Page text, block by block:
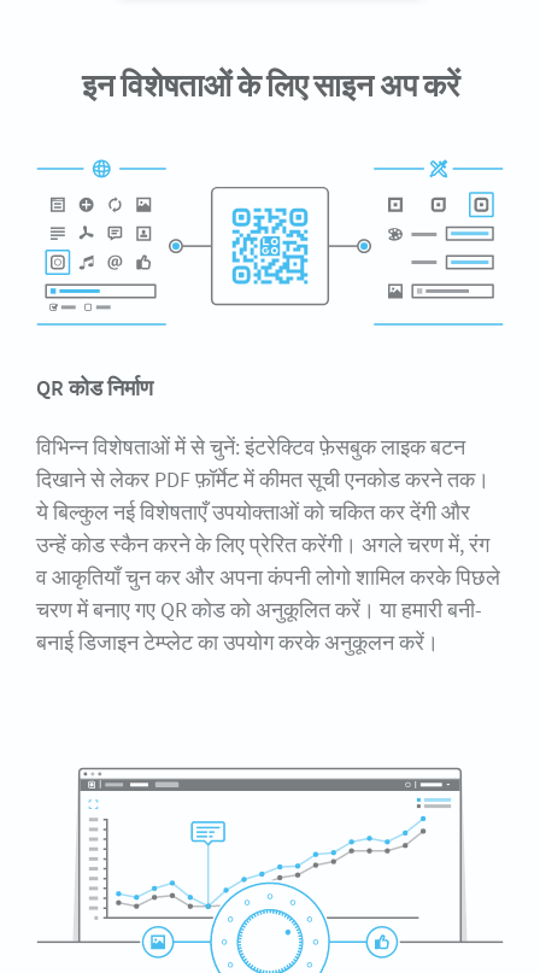
इन विशेषताओं के लिए साइन अप करें
QR कोड निर्माण
विभिन्न विशेषताओं में से चुनें: इंटरेक्टिव फ़ेसबुक लाइक बटन
दिखाने से लेकर PDF फ़ॉर्मेट में कीमत सूची एनकोड करने तक।
ये बिल्कुल नई विशेषताएँ उपयोक्ताओं को चकित कर देंगी और
उन्हें कोड स्कैन करने के लिए प्रेरित करेंगी। अगले चरण में, रंग
व आकृतियाँ चुन कर और अपना कंपनी लोगो शामिल करके पिछले
चरण में बनाए गए QR कोड को अनुकूलित करें। या हमारी बनी-
बनाई डिजाइन टेम्प्लेट का उपयोग करके अनुकूलन करें।